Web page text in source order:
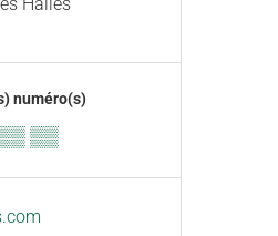
numéro(s)
▒▒